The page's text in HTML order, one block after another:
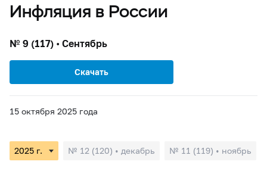
Инфляция в России
№ 9 (117) • Сентябрь
Скачать
15 октября 2025 года
№ 12 (120) • декабрь № 11 (119) • ноябрь